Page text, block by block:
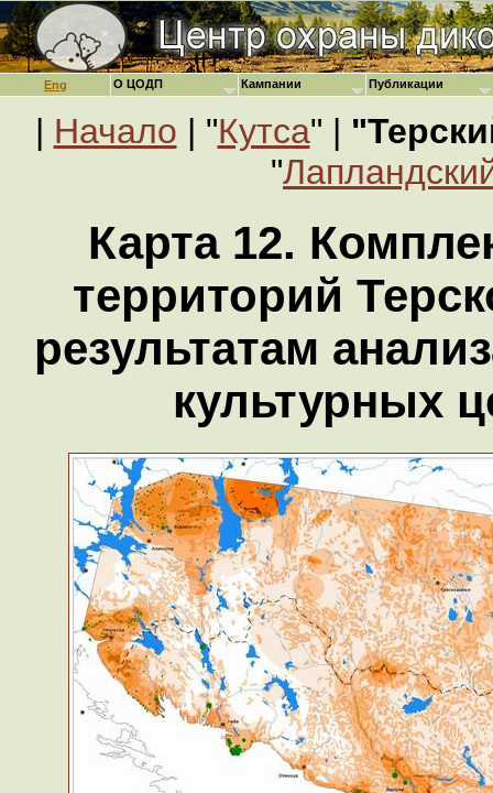
Eng
| Начало | "Кутса" |
"
Карта 12.
территорий
результатам
культурных
О ЦОДП Кампании Публикации